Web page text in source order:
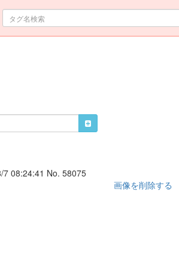
7 08:24:41 No. 58075
画像を削除する